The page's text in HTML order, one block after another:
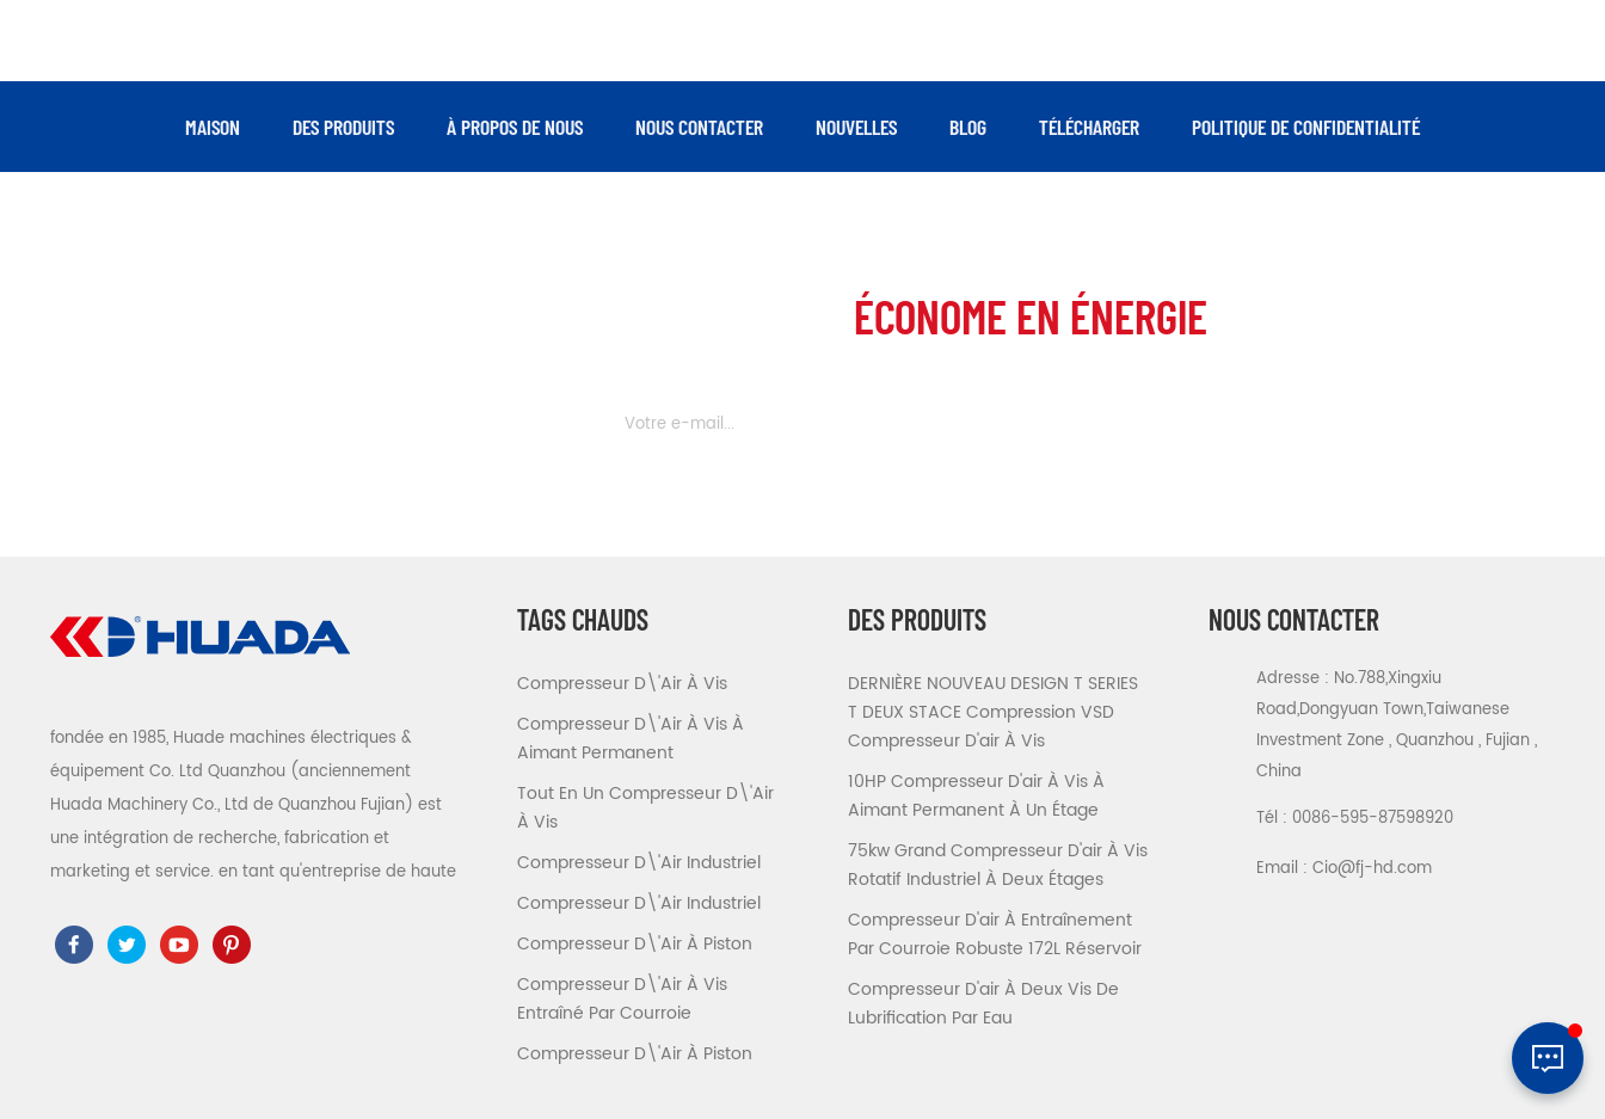
MAISON DES PRODUITS À PROPOS DE NOUS NOUS CONTACTER NOUVELLES BLOG TÉLÉCHARGER POLITIQUE DE CONFIDENTIALITÉ
ÉCONOME EN ÉNERGIE
fondée en 1985, Huade machines électriques &
équipement Co. Ltd Quanzhou (anciennement
Huada Machinery Co., Ltd de Quanzhou Fujian) est
une intégration de recherche, fabrication et
marketing et service. en tant qu'entreprise de haute
ce 、 ROSH 、 ETL 、 CQC 、 certification de qualité
et de sécurité ccc, certification d'entreprise de
TAGS CHAUDS
Compresseur D\'air À Vis
Compresseur D\'air À Vis À
Aimant Permanent
Tout En Un Compresseur D\'air
À Vis
Compresseur D\'air Industriel
Compresseur D\'air Industriel
Compresseur D\'air À Piston
Compresseur D\'air À Vis
Entraîné Par Courroie
Compresseur D\'air À Piston
DES PRODUITS
DERNIÈRE NOUVEAU DESIGN T SERIES
T DEUX STACE Compression VSD
Compresseur D'air À Vis
10HP Compresseur D'air À Vis À
Aimant Permanent À Un Étage
75kw Grand Compresseur D'air À Vis
Rotatif Industriel À Deux Étages
Compresseur D'air À Entraînement
Par Courroie Robuste 172L Réservoir
Compresseur D'air À Deux Vis De
Lubrification Par Eau
NOUS CONTACTER
Adresse : No.788,Xingxiu
Road,Dongyuan Town,Taiwanese
Investment Zone , Quanzhou , Fujian ,
China
Tél : 0086-595-87598920
Email :Cio@fj-hd.com